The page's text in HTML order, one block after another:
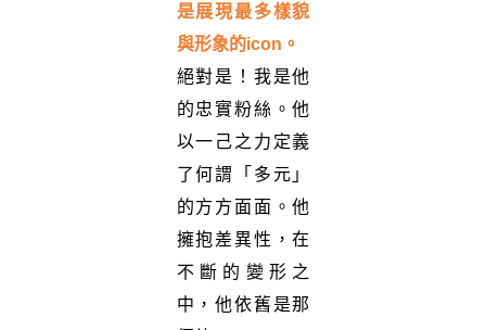
是展現最多樣貌
與形象的icon 。
絕對是！我是他
的忠實粉絲。他
以一己之力定義
了何謂「多元」
的方方面面。他
擁抱差異性，在
不斷的變形之
中，他依舊是那